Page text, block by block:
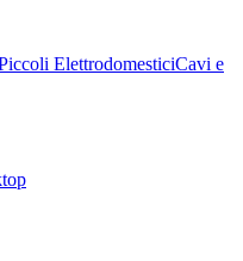
ElettrodomesticiCavi e